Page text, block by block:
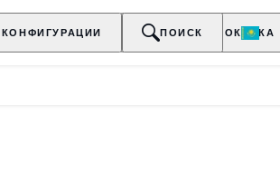
ВЛАДЕЛЬЦАМ О БРЕНДЕ ПОКУПКА
КОНФИГУРАЦИИ ПОИСК